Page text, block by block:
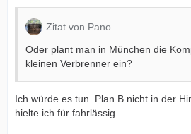
Zitat von Pano
Oder plant man in München die
kleinen Verbrenner ein?
Ich würde es tun. Plan B nicht in der
hielte ich für fahrlässig.